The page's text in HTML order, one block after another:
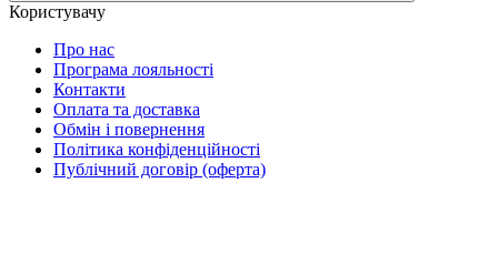
Користувачу
Про нас
Програма лояльності
Контакти
Оплата та доставка
Обмін і повернення
Політика конфіденційності
Публічний договір (оферта)